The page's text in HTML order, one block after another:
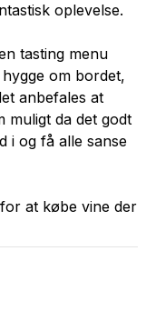
oplevelse.
tasting menu
om bordet,
anbefales at
da det godt
i og få alle sanse
at købe vine der